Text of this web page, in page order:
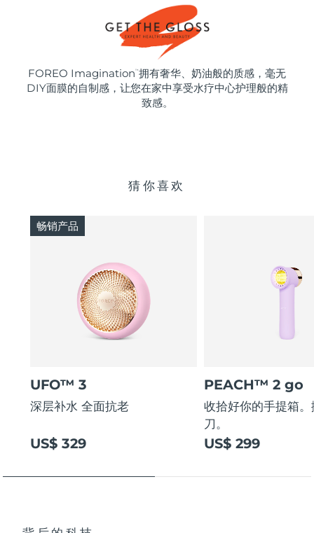
FOREO Imagination ™ 拥有奢华、奶油般的质感，毫无
DIY面膜的自制感，让您在家中享受水疗中心护理般的精
致感。
猜你喜欢
UFO™ 3
深层补水 全面抗老
US$ 329
畅销产品
PEACH™ 2 go
收拾好你的手提箱
刀。
US$ 299